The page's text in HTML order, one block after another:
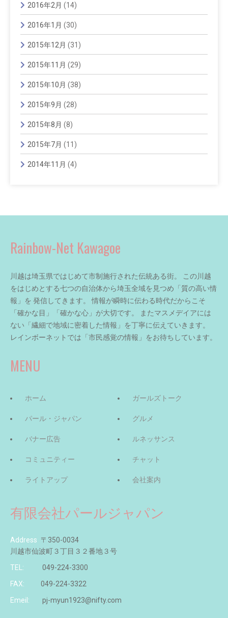
2016年2月 (14)
2016年1月 (30)
2015年12月 (31)
2015年11月 (29)
2015年10月 (38)
2015年9月 (28)
2015年8月 (8)
2015年7月 (11)
2014年11月 (4)
Rainbow-Net Kawagoe
川越は埼玉県ではじめて市制施行された伝統ある街。 この川越
をはじめとする七つの自治体から埼玉全域を見つめ「質の高い情
報」を 発信してきます。 情報が瞬時に伝わる時代だからこそ
「確かな目」「確かな心」が大切です。 またマスメデイアには
ない「繊細で地域に密着した情報」を丁寧に伝えていきます。
レインボーネットでは「市民感覚の情報」をお待ちしています。
MENU
ホーム
パール・ジャパン
バナー広告
コミュニティー
ライトアップ
ガールズトーク
グルメ
ルネッサンス
チャット
会社案内
有限会社パールジャパン
Address 〒350-0034
川越市仙波町３丁目３２番地３号
TEL:
049-224-3300
FAX:
049-224-3322
Emeil:
pj-myun1923@nifty.com